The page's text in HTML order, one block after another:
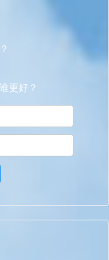
更好？